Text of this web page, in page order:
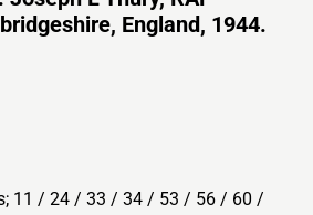
England, 1944.
11 / 24 / 33 / 34 / 53 / 56 / 60 /